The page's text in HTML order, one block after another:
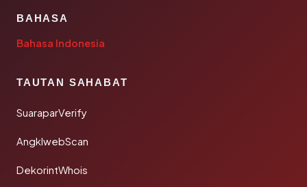
BAHASA
Bahasa Indonesia
TAUTAN SAHABAT
SuaraparVerify
AngklwebScan
DekorintWhois